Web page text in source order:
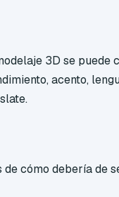
3D se puede
acento,
cómo debería de